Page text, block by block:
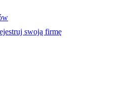
swoją firmę